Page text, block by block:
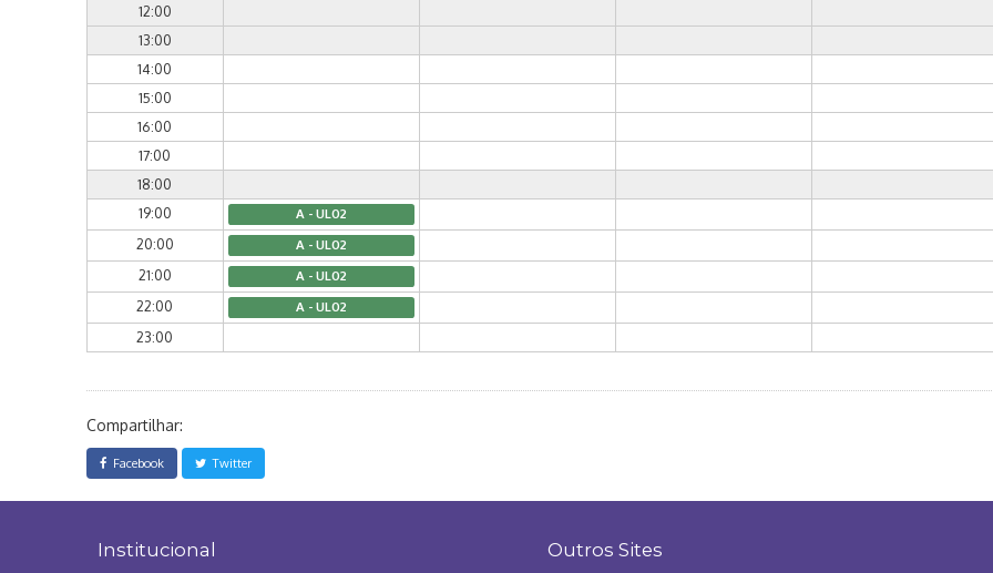
12:00
13:00
14:00
15:00
16:00
17:00
18:00
19:00
A - UL02
20:00 A - UL02
21:00 A - UL02
22:00 A - UL02
23:00
Compartilhar:
Facebook Twitter
Institucional Outros Sites